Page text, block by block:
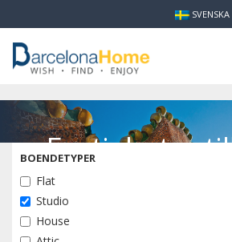
SVENSKA
Fastigheter
BOENDETYPER
Flat
Studio
House